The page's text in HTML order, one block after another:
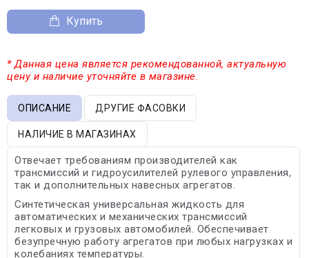
Купить
* Данная цена является рекомендованной, актуальную
цену и наличие уточняйте в магазине.
ОПИСАНИЕ ДРУГИЕ ФАСОВКИ
НАЛИЧИЕ В МАГАЗИНАХ
Отвечает требованиям производителей как
трансмиссий и гидроусилителей рулевого управления,
так и дополнительных навесных агрегатов.
Синтетическая универсальная жидкость для
автоматических и механических трансмиссий
легковых и грузовых автомобилей. Обеспечивает
безупречную работу агрегатов при любых нагрузках и
колебаниях температуры.